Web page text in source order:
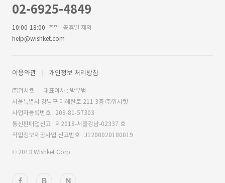
02-6925-4849
10:00-18:00 주말·공휴일 제외
help@wishket.com
이용약관 개인정보 처리방침
㈜위시켓
대표이사 : 박우범
서울특별시 강남구 테헤란로 211 3층 ㈜위시켓
사업자등록번호 : 209-81-57303
통신판매업신고 : 제2018-서울강남-02337 호
직업정보제공사업 신고번호 : J1200020180019
© 2013 Wishket Corp.